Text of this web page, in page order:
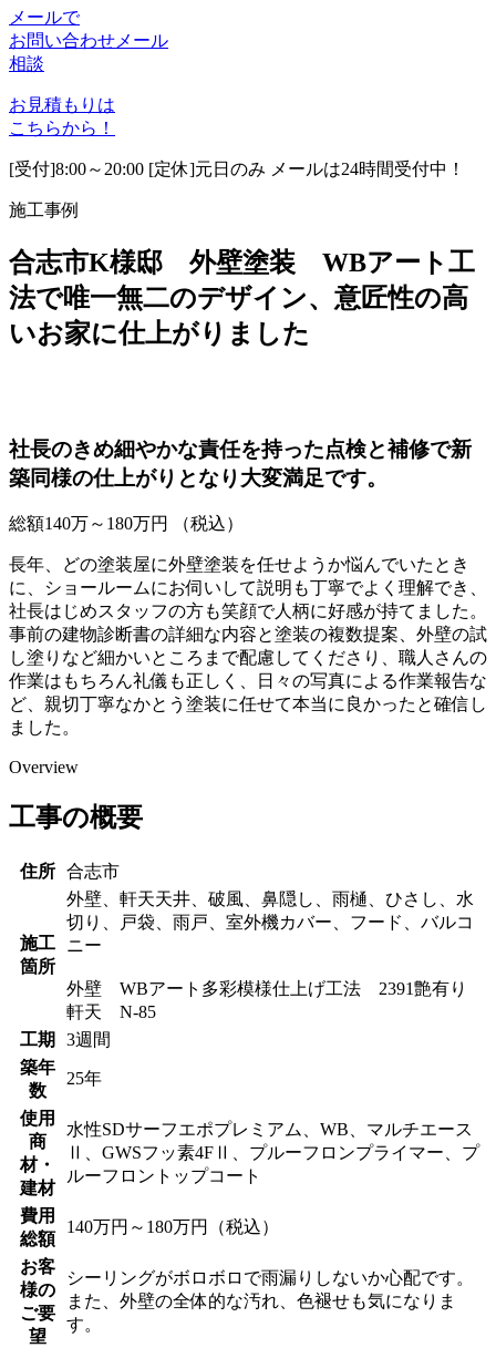
メールで
お問い合わせ メール
相談
お見積もりは
こちらから！
[受付]8:00～20:00 [定休]元日のみ メールは24時間受付中！
施工事例
合志市K様邸 外壁塗装 WBアート工
法で唯一無二のデザイン、意匠性の高
いお家に仕上がりました
社長のきめ細やかな責任を持った点検と補修で新
築同様の仕上がりとなり大変満足です。
総額140万～ 180万円 （税込）
長年、どの塗装屋に外壁塗装を任せようか悩んでいたとき
に、ショールームにお伺いして説明も丁寧でよく理解でき、
社長はじめスタッフの方も笑顔で人柄に好感が持てました。
事前の建物診断書の詳細な内容と塗装の複数提案、外壁の試
し塗りなど細かいところまで配慮してくださり、職人さんの
作業はもちろん礼儀も正しく、日々の写真による作業報告な
ど、親切丁寧なかとう塗装に任せて本当に良かったと確信し
ました。
Overview
工事の概要
住所 合志市
施工
箇所
外壁、軒天天井、破風、鼻隠し、雨樋、ひさし、水
切り、戸袋、雨戸、室外機カバー、フード、バルコ
ニー
外壁 WBアート多彩模様仕上げ工法 2391艶有り
軒天 N-85
工期
3週間
築年
数
25年
使用
商
材・
建材
水性SDサーフエポプレミアム、WB、マルチエース
Ⅱ、GWSフッ素4FⅡ、プルーフロンプライマー、プ
ルーフロントップコート
費用
総額
140万円～180万円（税込）
お客
様の
ご要
望
シーリングがボロボロで雨漏りしないか心配です。
また、外壁の全体的な汚れ、色褪せも気になりま
す。